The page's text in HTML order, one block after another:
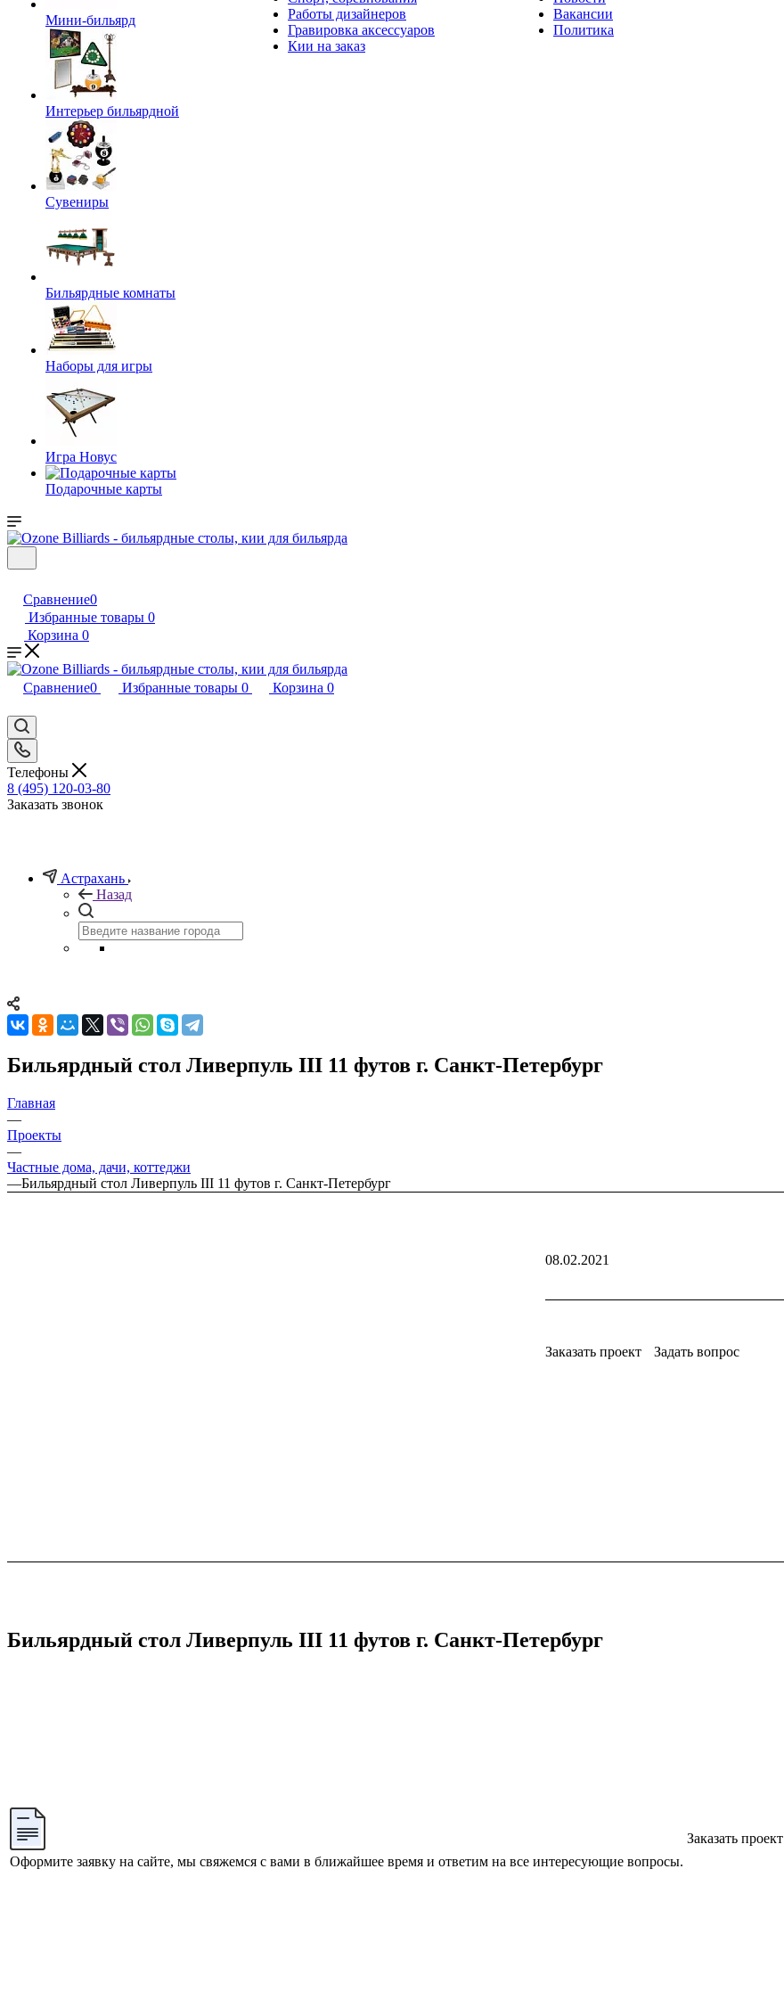
Мини-бильярд
Интерьер бильярдной
Сувениры
Бильярдные комнаты
Наборы для игры
Игра Новус
Подарочные карты
Работы дизайнеров
Гравировка аксессуаров
Кии на заказ
Вакансии
Политика
Сравнение0
Избранные товары 0
Корзина 0
Сравнение0 Избранные товары 0 Корзина 0
Телефоны
8 (495) 120-03-80
Заказать звонок
Астрахань
Назад
Бильярдный стол Ливерпуль III 11 футов г. Санкт-Петербург
Главная
—
Проекты
—
Частные дома, дачи, коттеджи
—Бильярдный стол Ливерпуль III 11 футов г. Санкт-Петербург
08.02.2021
Заказать проект Задать вопрос
Бильярдный стол Ливерпуль III 11 футов г. Санкт-Петербург
Оформите заявку на сайте, мы свяжемся с вами в ближайшее время и ответим на все интересующие вопросы.
Заказать проект